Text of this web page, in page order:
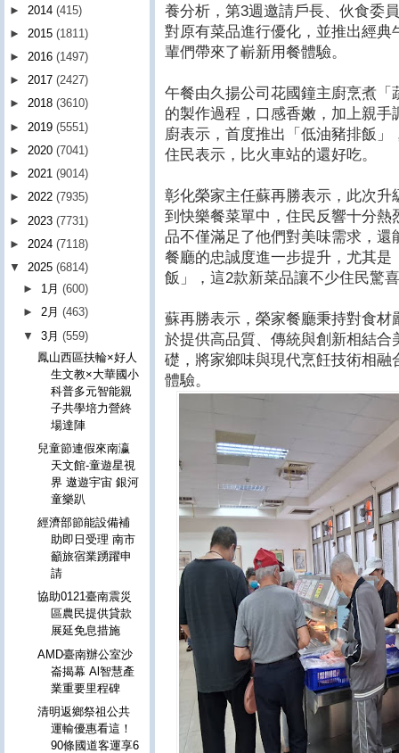
養分析，第3週邀請戶長、伙食委
對原有菜品進行優化，並推出經
輩們帶來了嶄新用餐體驗。
午餐由久揚公司花國鐘主廚烹煮
的製作過程，口感香嫩，加上親
廚表示，首度推出「低油豬排飯
住民表示，比火車站的還好吃。
彰化榮家主任蘇再勝表示，此次
到快樂餐菜單中，住民反響十分
品不僅滿足了他們對美味需求，
餐廳的忠誠度進一步提升，尤其
飯」，這2款新菜品讓不少住民驚
蘇再勝表示，榮家餐廳秉持對食
於提供高品質、傳統與創新相結
礎，將家鄉味與現代烹飪技術相
體驗。
► 2014 (415)
► 2015 (1811)
► 2016 (1497)
► 2017 (2427)
► 2018 (3610)
► 2019 (5551)
► 2020 (7041)
► 2021 (9014)
► 2022 (7935)
► 2023 (7731)
► 2024 (7118)
▼ 2025 (6814)
► 1月(600)
►2月(463)
▼3月(559)
鳳山西區扶輪×好人
生文教×大華國小
科普多元智能親
子共學培力營終
場達陣
兒童節連假來南瀛
天文館-童遊星視
界 遨遊宇宙 銀河
童樂趴
經濟部節能設備補
助即日受理 南市
籲旅宿業踴躍申
請
協助0121臺南震災
區農民提供貸款
展延免息措施
AMD臺南辦公室沙
崙揭幕 Al智慧產
業重要里程碑
清明返鄉祭祖公共
運輸優惠看這！
90條國道客運享6